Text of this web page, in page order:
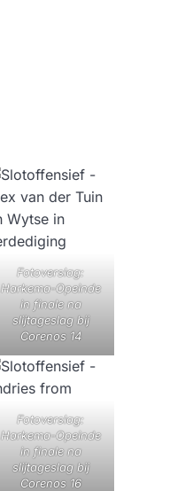
Fotoverslag:
Harkema-Opeinde
in finale na
slijtageslag bij
Corenos 14
Fotoverslag:
Harkema-Opeinde
in finale na
slijtageslag bij
Corenos 16